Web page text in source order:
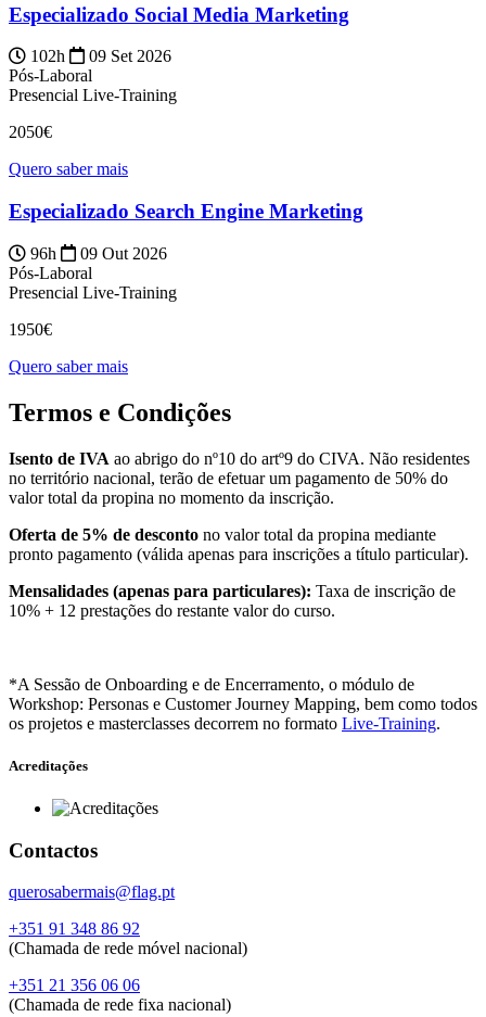
Especializado Social Media Marketing
102h
09 Set 2026
Pós-Laboral
Presencial Live-Training
2050€
Quero saber mais
Especializado Search Engine Marketing
96h
09 Out 2026
Pós-Laboral
Presencial Live-Training
1950€
Quero saber mais
Termos e Condições
Isento de IVA ao abrigo do nº10 do artº9 do CIVA. Não residentes
no território nacional, terão de efetuar um pagamento de 50% do
valor total da propina no momento da inscrição.
Oferta de 5% de desconto no valor total da propina mediante
pronto pagamento (válida apenas para inscrições a título particular).
Mensalidades (apenas para particulares): Taxa de inscrição de
10% + 12 prestações do restante valor do curso.
*A Sessão de Onboarding e de Encerramento, o módulo de
Workshop: Personas e Customer Journey Mapping, bem como todos
os projetos e masterclasses decorrem no formato Live-Training.
Acreditações
Contactos
querosabermais@flag.pt
+351 91 348 86 92
(Chamada de rede móvel nacional)
+351 21 356 06 06
(Chamada de rede fixa nacional)